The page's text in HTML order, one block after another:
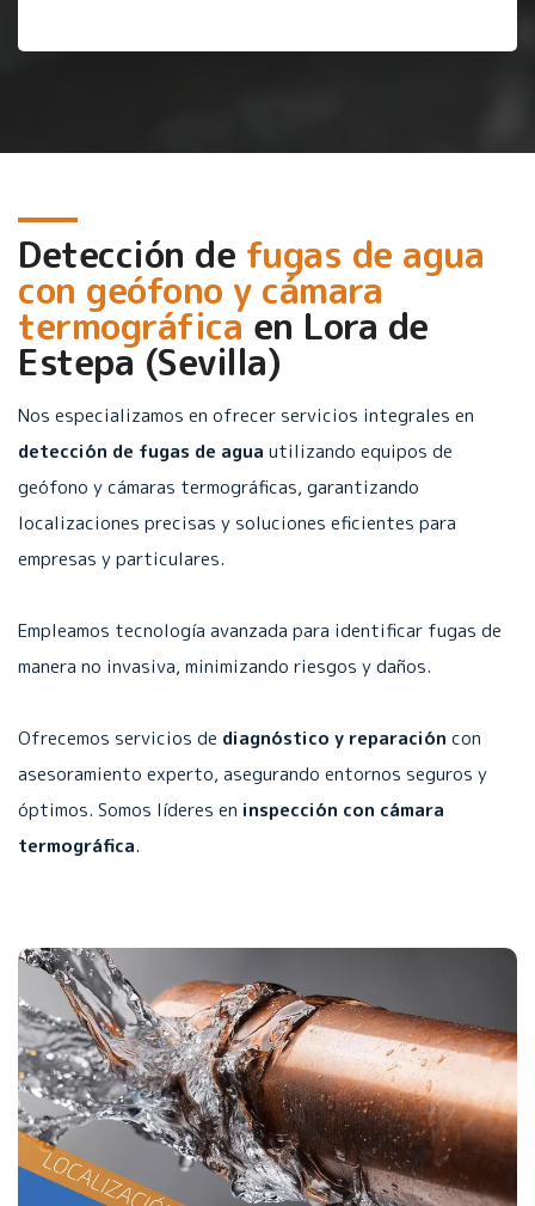
Detección de fugas de agua
con geófono y cámara
termográficaen Lora de
Estepa (Sevilla)
Nos especializamos en ofrecer servicios integrales en
detección de fugas de agua utilizando equipos de
geófono y cámaras termográficas, garantizando
localizaciones precisas y soluciones eficientes para
empresas y particulares.
Empleamos tecnología avanzada para identificar fugas de
manera no invasiva, minimizando riesgos y daños.
Ofrecemos servicios de diagnóstico y reparación con
asesoramiento experto, asegurando entornos seguros y
óptimos. Somos líderes en inspección con cámara
termográfica.